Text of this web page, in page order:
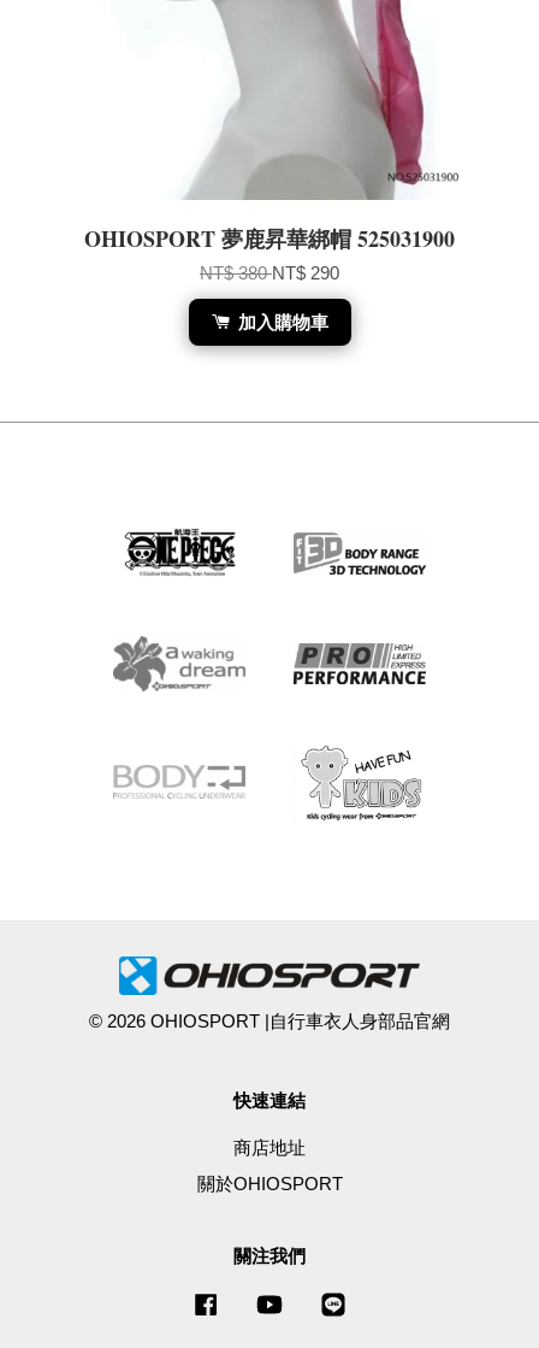
OHIOSPORT 夢鹿昇華綁帽 525031900
NT$ 380NT$ 290
加入購物車
© 2026 OHIOSPORT |自行車衣人身部品官網
快速連結
商店地址
關於OHIOSPORT
關注我們
Facebook YouTube